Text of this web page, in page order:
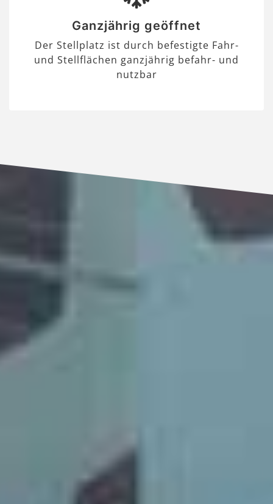
Ganzjährig geöffnet
Der Stellplatz ist durch befestigte Fahr-
und Stellflächen ganzjährig befahr- und
nutzbar